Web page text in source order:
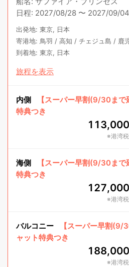
日程: 2027/08/28 〜 2027/09/04
出発地: 東京, 日本
寄港地: 鳥羽 / 高知 / チェジュ島 / 鹿
到着地: 東京, 日本
旅程を表示
内側
【スーパー早割(9/30ま
特典つき
※港湾
海側
【スーパー早割(9/30ま
特典つき
※港湾
バルコニー
【スーパー早割(9/
ャット特典つき
※港湾